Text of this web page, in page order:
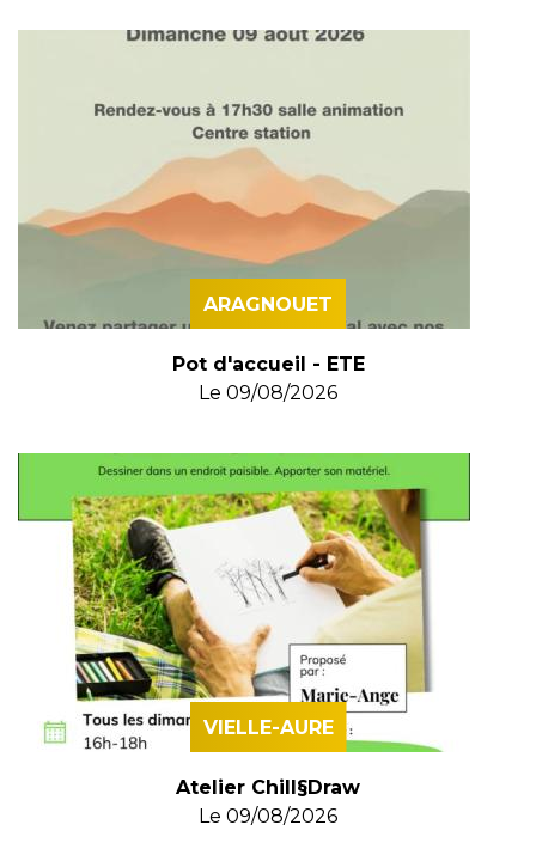
ARAGNOUET
Pot d'accueil - ETE
Le 09/08/2026
VIELLE-AURE
Atelier Chill§Draw
Le 09/08/2026